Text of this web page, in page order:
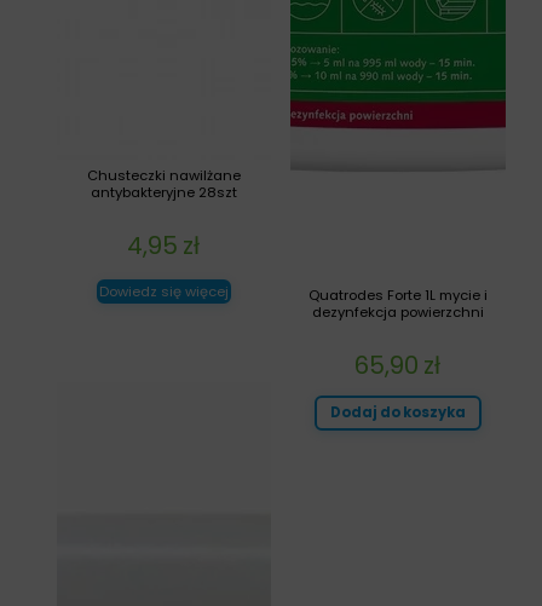
Quatrodes Forte 1L mycie i
dezynfekcja powierzchni
65,90 zł
Dodaj do koszyka
Chusteczki nawilżane
antybakteryjne 28szt
4,95 zł
Dowiedz się więcej